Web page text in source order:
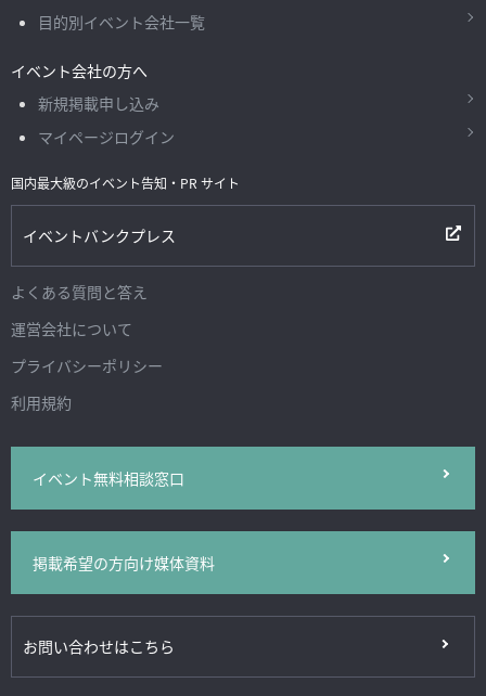
目的別イベント会社一覧
イベント会社の方へ
新規掲載申し込み
マイページログイン
国内最大級のイベント告知・PR サイト
イベントバンクプレス
よくある質問と答え
運営会社について
プライバシーポリシー
利用規約
イベント無料相談窓口
掲載希望の方向け媒体資料
お問い合わせはこちら